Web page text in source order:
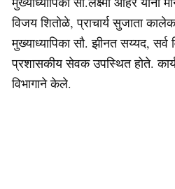
विजय शितोळे, प्राचार्य सुजाता
मुख्याध्यापिका सौ. झीनत सय्यद, सर्व
प्रशासकीय सेवक उपस्थित होते.
विभागाने केले.